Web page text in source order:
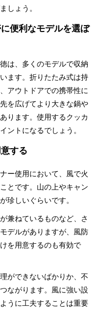
しょう。
便利なモデルを選ぼ
は、多くのモデルで収納
ます。折りたたみ式は持
アウトドアでの携帯性に
を広げてより大きな鍋や
ります。使用するクッカ
ントになるでしょう。
する
ー使用において、風で火
とです。山の上やキャン
珍しいぐらいです。
兼ねているものなど、さ
デルがありますが、風防
を用意するのも有効で
ができないばかりか、不
ながります。風に強い設
うに工夫することは重要